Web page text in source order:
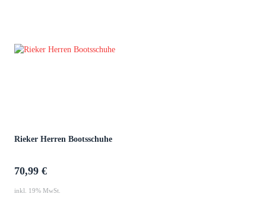
Rieker Herren Bootsschuhe
70,99 €
inkl. 19% MwSt.